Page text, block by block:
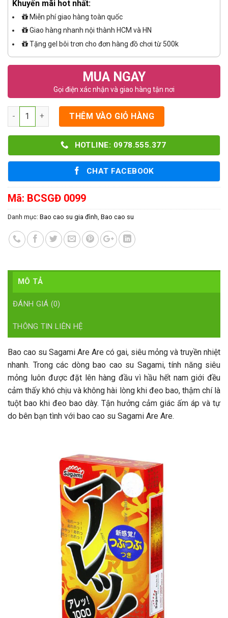
Khuyến mãi hot nhất:
Miễn phí giao hàng toàn quốc
Giao hàng nhanh nội thành HCM và HN
Tặng gel bôi trơn cho đơn hàng đồ chơi từ 500k
MUA NGAY
Gọi điện xác nhận và giao hàng tận nơi
Số lượng THÊM VÀO GIỎ HÀNG
HOTLINE: 0978.555.377
CHAT FACEBOOK
Mã: BCSGĐ 0099
Danh mục: Bao cao su gia đình Bao cao su
MÔ TẢ
ĐÁNH GIÁ (0)
THÔNG TIN LIÊN HỆ
Bao cao su Sagami Are Are có gai, siêu mỏng và truyền nhiệt
nhanh. Trong các dòng bao cao su Sagami, tính năng siêu
mỏng luôn được đặt lên hàng đầu vì hầu hết nam giới đều
cảm thấy khó chịu và không hài lòng khi đeo bao, thậm chí là
tuột bao khi đeo bao dày. Tận hưởng cảm giác ấm áp và tự
do bên bạn tình với bao cao su Sagami Are Are.